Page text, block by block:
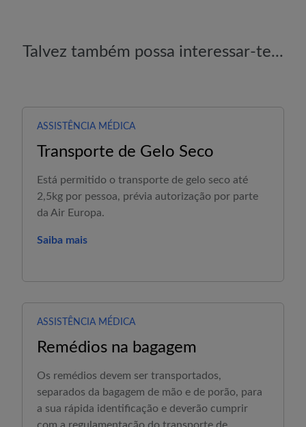
Talvez também possa interessar-te...
ASSISTÊNCIA MÉDICA
Transporte de Gelo Seco
Está permitido o transporte de gelo seco até
2,5kg por pessoa, prévia autorização por parte
da Air Europa.
Saiba mais
ASSISTÊNCIA MÉDICA
Remédios na bagagem
Os remédios devem ser transportados,
separados da bagagem de mão e de porão, para
a sua rápida identificação e deverão cumprir